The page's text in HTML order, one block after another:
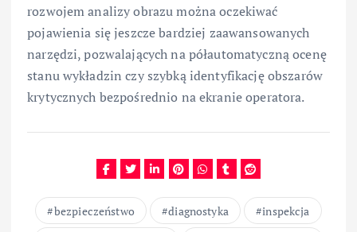
rozwojem analizy obrazu można oczekiwać
pojawienia się jeszcze bardziej zaawansowanych
narzędzi, pozwalających na półautomatyczną ocenę
stanu wykładzin czy szybką identyfikację obszarów
krytycznych bezpośrednio na ekranie operatora.
bezpieczeństwo diagnostyka
inspekcja